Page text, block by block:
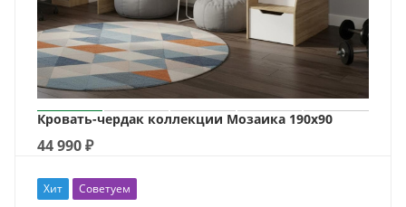
Кровать-чердак коллекции Мозаика 190х90
44 990₽
Хит Советуем